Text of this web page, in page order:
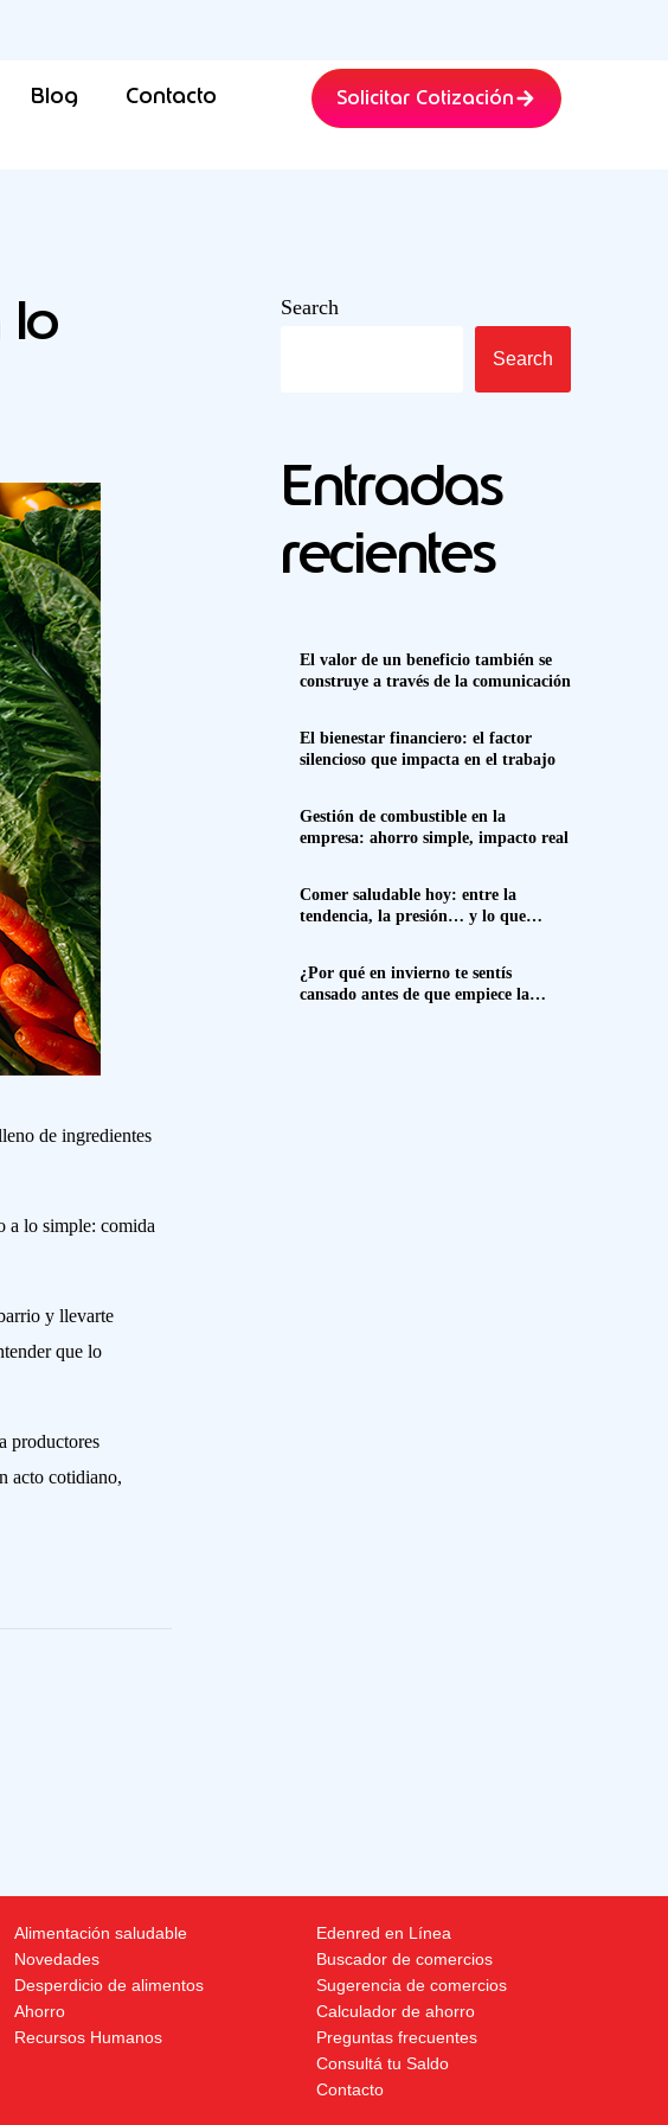
Blog Contacto Solicitar Cotización
lo
de ingredientes
a lo simple: comida
y llevarte
que lo
productores
acto cotidiano,
Search
Search
Entradas
recientes
El valor de un beneficio también se
construye a través de la comunicación
El bienestar financiero: el factor
silencioso que impacta en el trabajo
Gestión de combustible en la
empresa: ahorro simple, impacto real
Comer saludable hoy: entre la
tendencia, la presión… y lo que
¿Por qué en invierno te sentís
cansado antes de que empiece la
Alimentación saludable
Novedades
Desperdicio de alimentos
Ahorro
Recursos Humanos
Edenred en Línea
Buscador de comercios
Sugerencia de comercios
Calculador de ahorro
Preguntas frecuentes
Consultá tu Saldo
Contacto